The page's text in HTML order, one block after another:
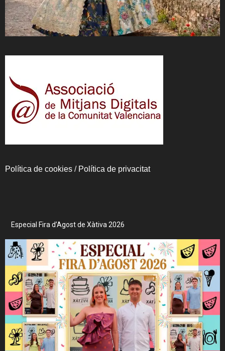
Política de cookies / Política de privacitat
Especial Fira d’Agost de Xàtiva 2026